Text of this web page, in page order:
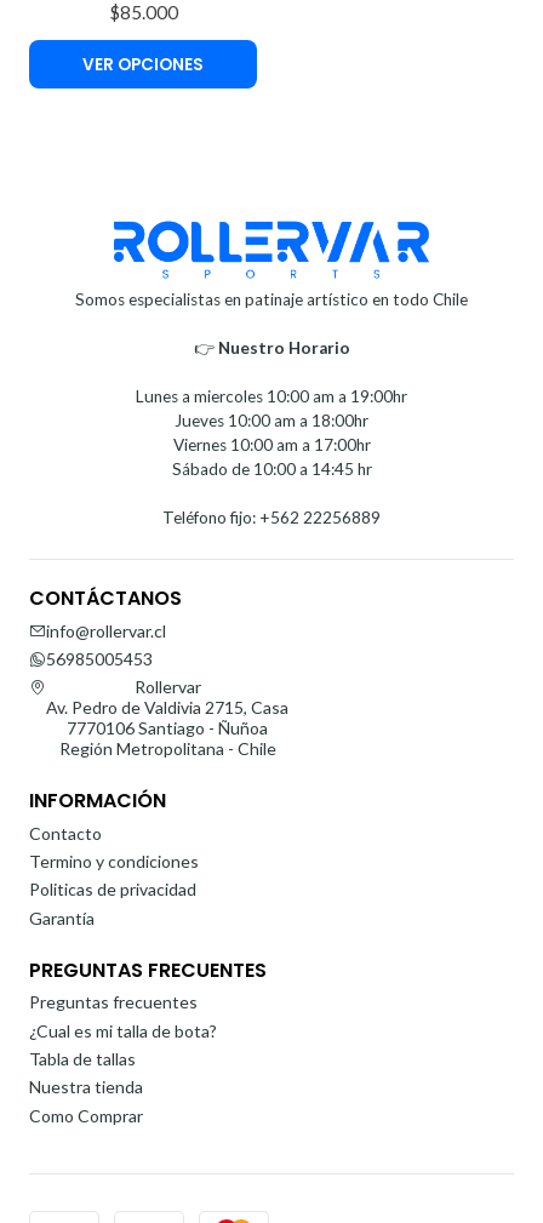
$85.000
VER OPCIONES
Somos especialistas en patinaje artístico en todo Chile
👉 Nuestro Horario⁣⁣
Lunes a miercoles 10:00 am a 19:00hr
Jueves 10:00 am a 18:00hr
Viernes 10:00 am a 17:00hr
Sábado de 10:00 a 14:45 hr
Teléfono fijo: +562 22256889
CONTÁCTANOS
info@rollervar.cl
56985005453
Rollervar
Av. Pedro de Valdivia 2715, Casa
7770106 Santiago - Ñuñoa
Región Metropolitana - Chile
INFORMACIÓN
Contacto
Termino y condiciones
Politicas de privacidad
Garantía
PREGUNTAS FRECUENTES
Preguntas frecuentes
¿Cual es mi talla de bota?
Tabla de tallas
Nuestra tienda
Como Comprar